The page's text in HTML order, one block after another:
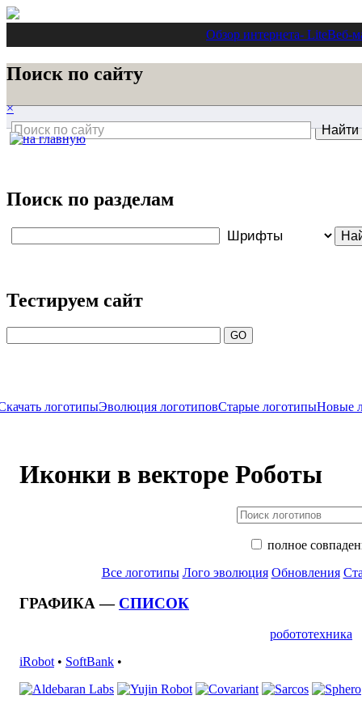
Обзор интернета- LiteВеб-
Поиск по сайту
×
Поиск по разделам
Тестируем сайт
логотипыЭволюция логотиповСтарые логотипыНовые
Иконки в векторе Роботы
полное
Все логотипы Лого эволюция Обновления
ГРАФИКА — СПИСОК
робототехника
iRobot • SoftBank •